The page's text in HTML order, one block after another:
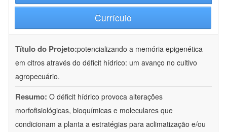
Currículo
Título do Projeto:potencializando a memória epigenética
em citros através do déficit hídrico: um avanço no cultivo
agropecuário.
Resumo: O déficit hídrico provoca alterações
morfofisiológicas, bioquímicas e moleculares que
condicionam a planta a estratégias para aclimatização e/ou